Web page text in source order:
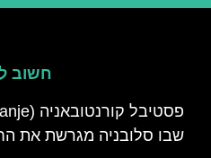
חשוב
שבו סלובניה מגרשת את